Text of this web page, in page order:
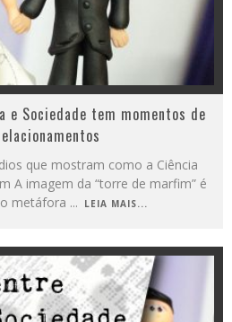
e Sociedade tem momentos de
que mostram como a Ciência
A imagem da “torre de marfim” é
metáfora ... LEIA MAIS...